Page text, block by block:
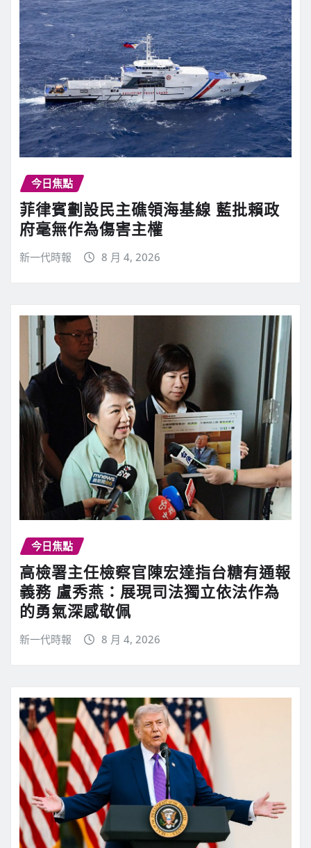
今日焦點
菲律賓劃設民主礁領海基線 藍批賴政
府毫無作為傷害主權
新一代時報 8 月 4, 2026
今日焦點
高檢署主任檢察官陳宏達指台糖有通報
義務 盧秀燕：展現司法獨立依法作為
的勇氣深感敬佩
新一代時報 8 月 4, 2026